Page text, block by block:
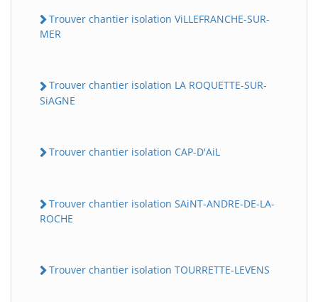
Trouver chantier isolation ViLLEFRANCHE-SUR-
MER
Trouver chantier isolation LA ROQUETTE-SUR-
SiAGNE
Trouver chantier isolation CAP-D'AiL
Trouver chantier isolation SAiNT-ANDRE-DE-LA-
ROCHE
Trouver chantier isolation TOURRETTE-LEVENS